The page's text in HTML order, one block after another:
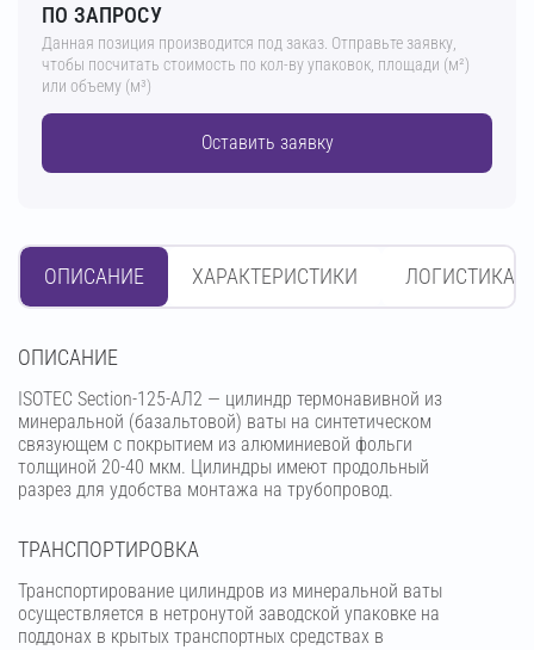
ПО ЗАПРОСУ
Данная позиция производится под заказ. Отправьте заявку,
чтобы посчитать стоимость по кол-ву упаковок, площади (м²)
или объему (м³)
Оставить заявку
ОПИСАНИЕ ХАРАКТЕРИСТИКИ ЛОГИСТИКА
OПИСАНИЕ
ISOTEC Section-125-АЛ2 — цилиндр термонавивной из
минеральной (базальтовой) ваты на синтетическом
связующем с покрытием из алюминиевой фольги
толщиной 20-40 мкм. Цилиндры имеют продольный
разрез для удобства монтажа на трубопровод.
ТРАНСПОРТИРОВКА
Транспортирование цилиндров из минеральной ваты
осуществляется в нетронутой заводской упаковке на
поддонах в крытых транспортных средствах в